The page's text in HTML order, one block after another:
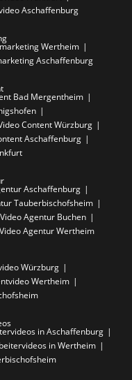
Aschaffenburg
Wertheim
Aschaffenburg
Bad Mergentheim
Content Würzburg
Aschaffenburg
Aschaffenburg
Tauberbischofsheim
Video Agentur Buchen
Video Agentur Wertheim
Würzburg
Wertheim
in Aschaffenburg
in Wertheim